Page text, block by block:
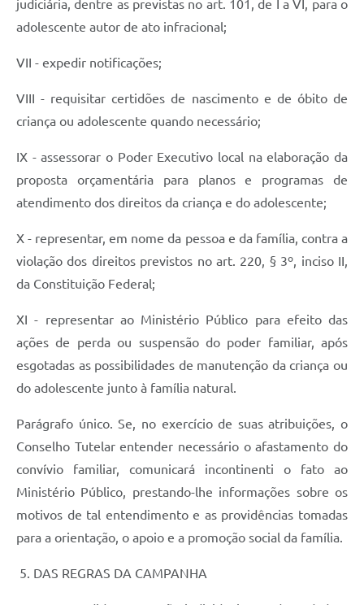
judiciária, dentre as previstas no art. 101, de I a VI, para o
adolescente autor de ato infracional;
VII - expedir notificações;
VIII - requisitar certidões de nascimento e de óbito de
criança ou adolescente quando necessário;
IX - assessorar o Poder Executivo local na elaboração da
proposta orçamentária para planos e programas de
atendimento dos direitos da criança e do adolescente;
X - representar, em nome da pessoa e da família, contra a
violação dos direitos previstos no art. 220, § 3º, inciso II,
da Constituição Federal;
XI - representar ao Ministério Público para efeito das
ações de perda ou suspensão do poder familiar, após
esgotadas as possibilidades de manutenção da criança ou
do adolescente junto à família natural.
Parágrafo único. Se, no exercício de suas atribuições, o
Conselho Tutelar entender necessário o afastamento do
convívio familiar, comunicará incontinenti o fato ao
Ministério Público, prestando-lhe informações sobre os
motivos de tal entendimento e as providências tomadas
para a orientação, o apoio e a promoção social da família.
5. DAS REGRAS DA CAMPANHA